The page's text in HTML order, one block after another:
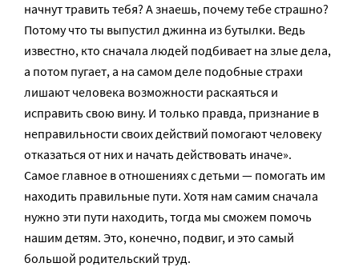
начнут травить тебя? А знаешь, почему тебе страшно?
Потому что ты выпустил джинна из бутылки. Ведь
известно, кто сначала людей подбивает на злые дела,
а потом пугает, а на самом деле подобные страхи
лишают человека возможности раскаяться и
исправить свою вину. И только правда, признание в
неправильности своих действий помогают человеку
отказаться от них и начать действовать иначе».
Самое главное в отношениях с детьми — помогать им
находить правильные пути. Хотя нам самим сначала
нужно эти пути находить, тогда мы сможем помочь
нашим детям. Это, конечно, подвиг, и это самый
большой родительский труд.